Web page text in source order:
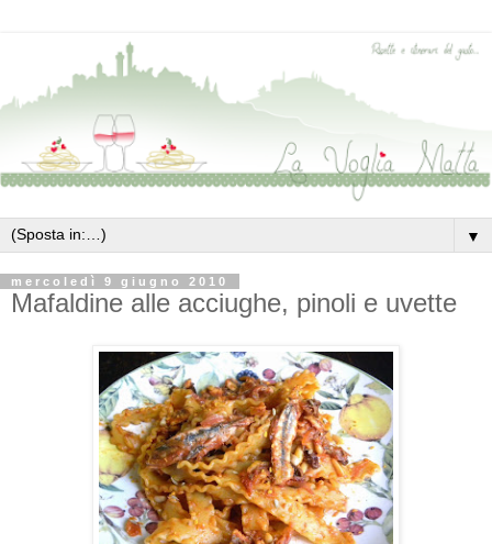
▼
mercoledì 9 giugno 2010
Mafaldine alle acciughe, pinoli e uvette